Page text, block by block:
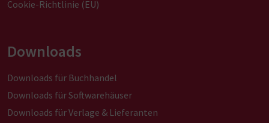
Cookie-Richtlinie (EU)
Downloads
Downloads für Buchhandel
Downloads für Softwarehäuser
Downloads für Verlage & Lieferanten